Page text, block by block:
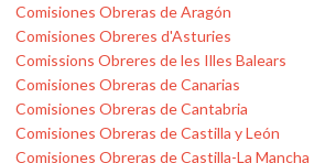
Comisiones Obreras de Aragón
Comisiones Obreres d'Asturies
Comissions Obreres de les Illes Balears
Comisiones Obreras de Canarias
Comisiones Obreras de Cantabria
Comisiones Obreras de Castilla y León
Comisiones Obreras de Castilla-La Mancha